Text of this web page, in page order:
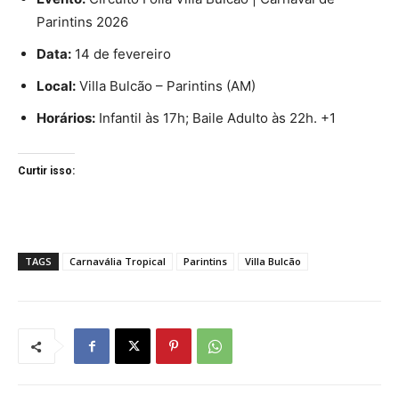
Parintins 2026
Data: 14 de fevereiro
Local: Villa Bulcão – Parintins (AM)
Horários: Infantil às 17h; Baile Adulto às 22h. +1
Curtir isso:
TAGS Carnavália Tropical Parintins Villa Bulcão